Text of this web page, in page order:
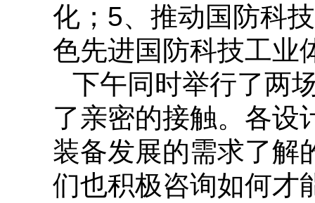
化；5、推动国防科
色先进国防科技工业
下午同时举行了两
了亲密的接触。各设
装备发展的需求了解
们也积极咨询如何才